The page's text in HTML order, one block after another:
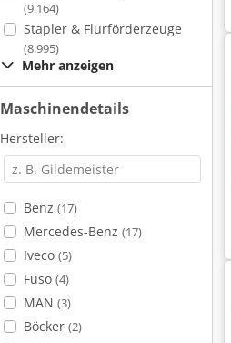
(9.164)
Stapler & Flurförderzeuge
(8.995)
Mehr anzeigen
Maschinendetails
Hersteller:
Benz (17)
Mercedes-Benz (17)
Iveco (5)
Fuso (4)
MAN (3)
Böcker (2)